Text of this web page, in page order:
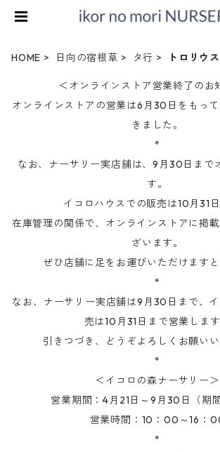
HOME 日向の宿根草 タ行 トロリウス
＜オンラインストア営業終了のお
オンラインストアの営業は6月30日をもっ
きました。
*
なお、ナーサリー実店舗は、9月30日まで
す。
イコロハウスでの販売は10月31日
在庫管理の関係で、オンラインストアに掲
ざいます。
ぜひ店舗に足をお運びいただけますと
*
なお、ナーサリー実店舗は9月30日まで、
売は10月31日まで営業します
引きつづき、どうぞよろしくお願いい
*
＜イコロの森ナーサリー＞
営業期間：4月21日～9月30日（期間
営業時間：10：00～16：
*